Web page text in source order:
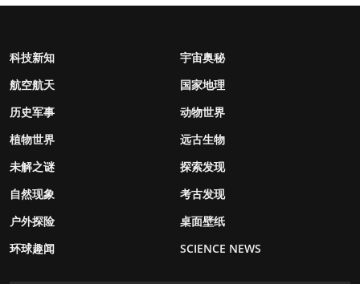
科技新知
宇宙奥秘
航空航天
国家地理
历史军事
动物世界
植物世界
远古生物
未解之谜
探索发现
自然现象
考古发现
户外探险
桌面壁纸
环球趣闻
SCIENCE NEWS